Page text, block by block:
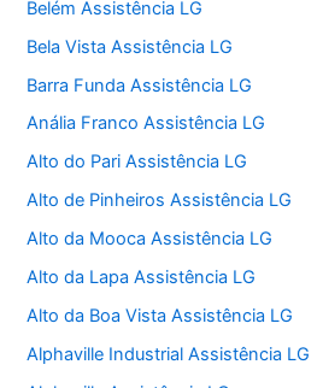
Belém Assistência LG
Bela Vista Assistência LG
Barra Funda Assistência LG
Anália Franco Assistência LG
Alto do Pari Assistência LG
Alto de Pinheiros Assistência LG
Alto da Mooca Assistência LG
Alto da Lapa Assistência LG
Alto da Boa Vista Assistência LG
Alphaville Industrial Assistência LG